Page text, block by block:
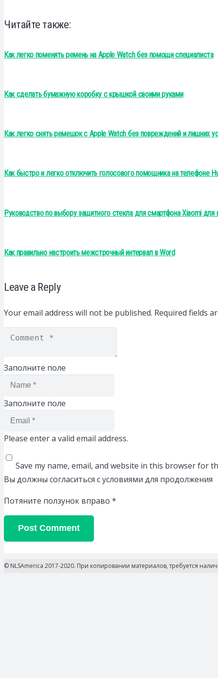
Читайте также:
Как легко поменять ремень на Apple Watch без помощи специалиста
Как сделать бумажную коробку с крышкой своими руками
Как легко снять ремешок с Apple Watch без повреждений и лишних
Как быстро и легко отключить голосового помощника на телефоне
Руководство по выбору защитного стекла для смартфона Xiaomi
Как правильно настроить межстрочный интервал в Word
Leave a Reply
Your email address will not be published. Required fields
Заполните поле
Заполните поле
Please enter a valid email address.
Save my name, email, and website in this browser for
Вы должны согласиться с условиями для продолжения
Потяните ползунок вправо *
Post Comment
© NLSAmerica 2017-2020. При копировании материалов, требуется